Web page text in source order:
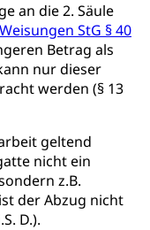
an die 2. Säule
StG § 40
Betrag als
nur dieser
werden (§ 13
geltend
nicht ein
z.B.
der Abzug nicht
D.).
Motorrad,
OW, NW,